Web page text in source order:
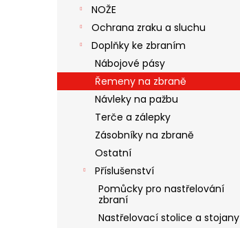
NOŽE
Ochrana zraku a sluchu
Doplňky ke zbraním
Nábojové pásy
Řemeny na zbraně
Návleky na pažbu
Terče a zálepky
Zásobníky na zbraně
Ostatní
Příslušenství
Pomůcky pro nastřelování
zbraní
Nastřelovací stolice a stojany